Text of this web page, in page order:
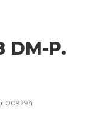
DM-P.
009294